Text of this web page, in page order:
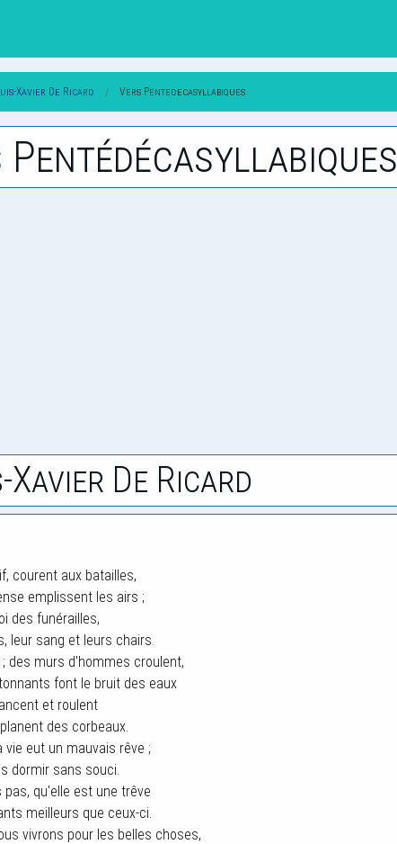
Xavier De Ricard Vers Pentedecasyllabiques
Pentédécasyllabiques
De Ricard
courent aux batailles,
emplissent les airs ;
des funérailles,
leur sang et leurs chairs.
des murs d'hommes croulent,
font le bruit des eaux
et roulent
des corbeaux.
vie eut un mauvais rêve ;
dormir sans souci.
qu'elle est une trêve
meilleurs que ceux-ci.
vivrons pour les belles choses,